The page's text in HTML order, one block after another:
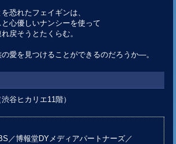
恐れたフェイギンは、
心優しいナンシーを使って
戻そうとたくらむ。
愛を見つけることができるのだろうか―。
谷ヒカリエ11階）
／博報堂DYメディアパートナーズ／